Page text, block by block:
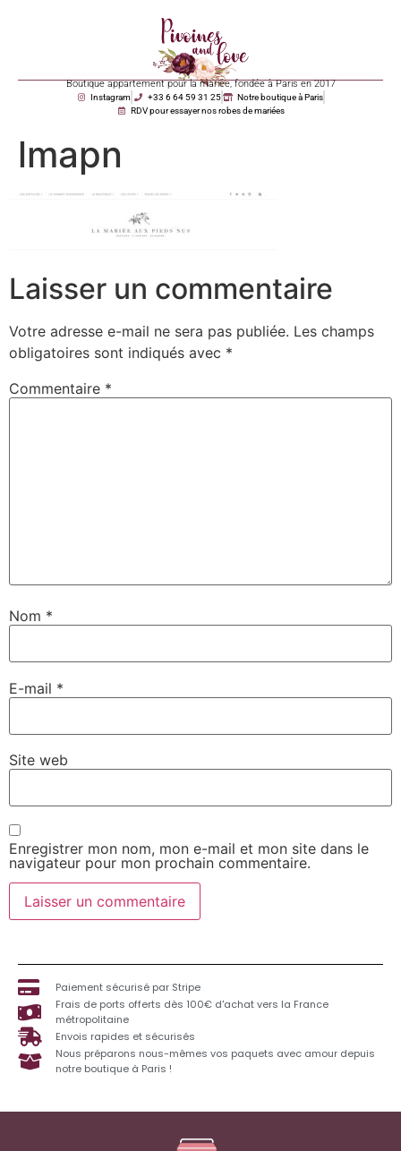
Boutique appartement pour la mariée, fondée à Paris en 2017
Instagram +33 6 64 59 31 25
Notre boutique à Paris
RDV pour essayer nos robes de mariées
lmapn
Laisser un commentaire
Votre adresse e-mail ne sera pas publiée. Les champs
obligatoires sont indiqués avec *
Commentaire *
Nom *
E-mail *
Site web
Enregistrer mon nom, mon e-mail et mon site dans le
navigateur pour mon prochain commentaire.
Paiement sécurisé par Stripe
Frais de ports offerts dès 100€ d'achat vers la France
métropolitaine
Envois rapides et sécurisés
Nous préparons nous-mêmes vos paquets avec amour depuis
notre boutique à Paris !